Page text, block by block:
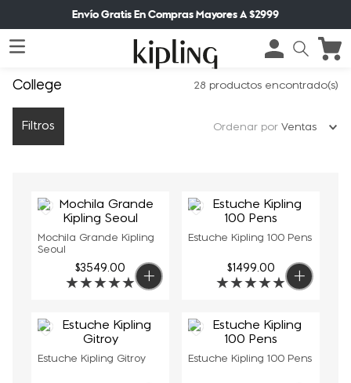
Envío Gratis En Compras Mayores A $2999
College 28 productos
Filtros Ordenar por Ventas
Mochila Grande Kipling
Seoul
$3549.00
★★★★★
Estuche Kipling 100 Pens
$1499.00
★★★★★
Estuche Kipling Gitroy Estuche Kipling 100 Pens